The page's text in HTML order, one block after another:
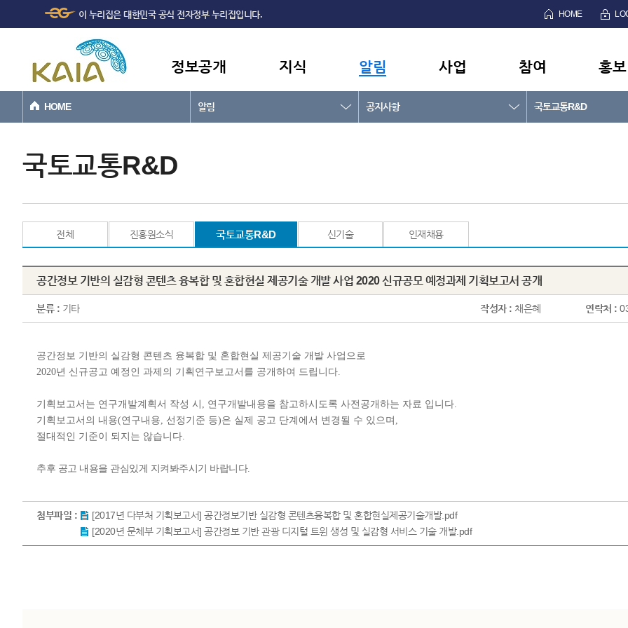
본문바로가기
이 누리집은 대한민국 공식 전자정부 누리집입니다. HOME
정보공개 지식 알림 사업 참여 홍보
HOME 알림 공지사항 국토교통R&D
국토교통R&D
전체 진흥원소식 국토교통R&D 신기술 인재채용
공간정보 기반의 실감형 콘텐츠 융복합 및 혼합현실 제공기술 개발 사업 2020 신규공모 예정과제 기획보고서 공개
분류 : 기타 작성자 : 채은혜 연락처 :
공간정보 기반의 실감형 콘텐츠 융복합 및 혼합현실 제공기술 개발 사업​으로
2020년 신규공고 예정인 과제의 기획연구보고서를 공개하여 드립니다.
기획보고서는 연구개발계획서 작성 시 , 연구개발내용을 참고하시도록 사전공개하는 자료 입니다.
기획보고서의 내용(연구내용, 선정기준 등)은 실제 공고 단계에서 변경될 수 있으며 ,
절대적인 기준이 되지는 않습니다.
추후 공고 내용을 관심있게 지켜봐주시기 바랍니다.
첨부파일 :
[2017년 다부처 기획보고서] 공간정보기반 실감형 콘텐츠융복합 및 혼합현실제공기술개발.pdf
[2020년 문체부 기획보고서] 공간정보 기반 관광 디지털 트윈 생성 및 실감형 서비스 기술 개발.pdf